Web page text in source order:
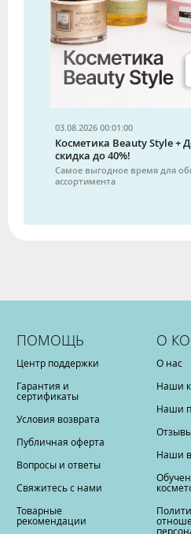
03.08.2026 00:01:00
Косметика Beauty Style +
скидка до 40%!
Самое выгодное время для
ассортимента
ПОМОЩЬ
Центр поддержки
Гарантия и
сертификаты
Условия возврата
Публичная оферта
Вопросы и ответы
Свяжитесь с нами
Товарные
рекомендации
О
О нас
Наши
Наши
Наши